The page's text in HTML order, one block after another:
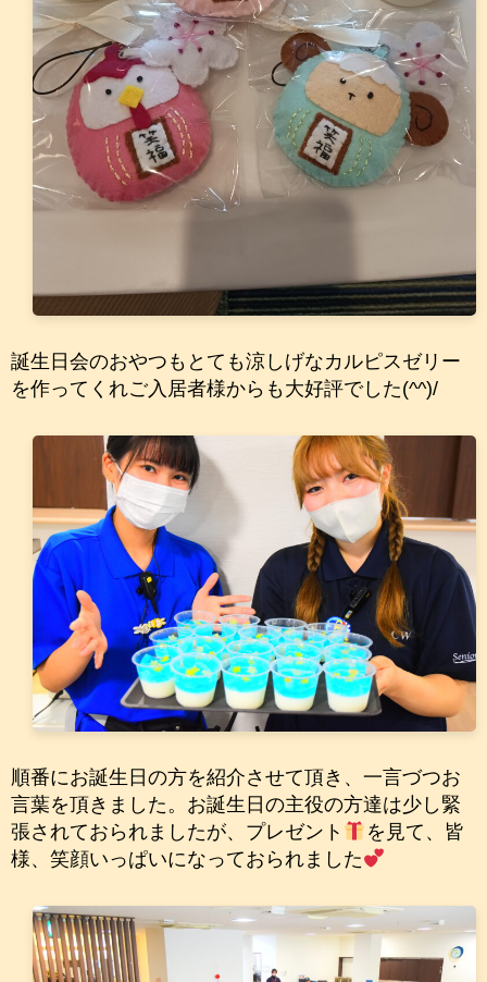
誕生日会のおやつもとても涼しげなカルピスゼリー
を作ってくれご入居者様からも大好評でした(^^)/
順番にお誕生日の方を紹介させて頂き、一言づつお
言葉を頂きました。お誕生日の主役の方達は少し緊
張されておられましたが、プレゼント
を見て、皆
様、笑顔いっぱいになっておられました